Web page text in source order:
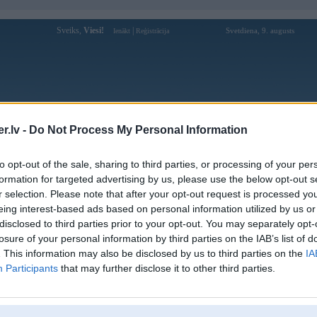
- Do Not Process My Personal Information
opt-out of the sale, sharing to third parties, or processing of your
for targeted advertising by us, please use the below opt-out
selection. Please note that after your opt-out request is processed
interest-based ads based on personal information utilized by us
to third parties prior to your opt-out. You may separately
of your personal information by third parties on the IAB’s list of
This information may also be disclosed by us to third parties on the
Participants that may further disclose it to other third parties.
Sveiks, Viesi! Ienākt Reģistrācija Svetdiena, 9. augusts
Forums Galerijas Reģistrācija Lietotāji
Lietotāja Vacsons profils
Pēdējo reizi manīts: 27. Jul 2026, 08:27
Lietotājvārds:
Vacsons
Braucu ar:
E70 LCI, K1200GT, F01 LCI
Ziņojumi forumā:
[Pēdējie ziņojumi forumā]